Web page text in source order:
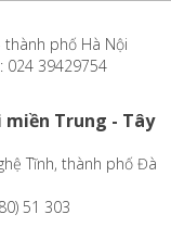
thành phố Hà Nội
024 39429754
Trung - Tây
Tĩnh, thành phố Đà
51 303